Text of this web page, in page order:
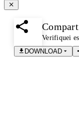
Verifiquei
DOWNLOAD